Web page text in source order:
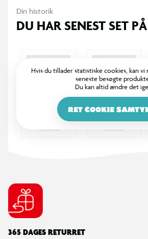
Din historik
DU HAR SENEST SET PÅ
Hvis du tillader statistiske cookies, kan vi
seneste besøgte
Du kan altid ændre det
RET COOKIE
365 DAGES RETURRET